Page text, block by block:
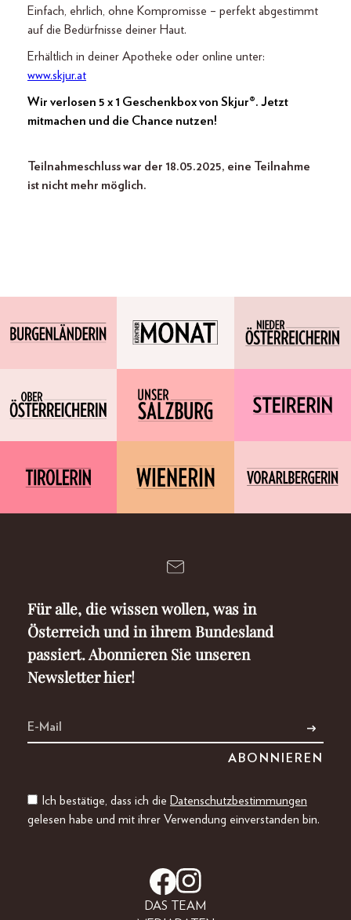
Einfach, ehrlich, ohne Kompromisse – perfekt abgestimmt
auf die Bedürfnisse deiner Haut.
Erhältlich in deiner Apotheke oder online unter:
www.skjur.at
Wir verlosen 5 x 1 Geschenkbox von Skjur®. Jetzt
mitmachen und die Chance nutzen!
Teilnahmeschluss war der 18.05.2025, eine Teilnahme
ist nicht mehr möglich.
Für alle, die wissen wollen, was in
Österreich und in ihrem Bundesland
passiert. Abonnieren Sie unseren
Newsletter hier!
Ich bestätige, dass ich die Datenschutzbestimmungen
gelesen habe und mit ihrer Verwendung einverstanden bin.
DAS TEAM